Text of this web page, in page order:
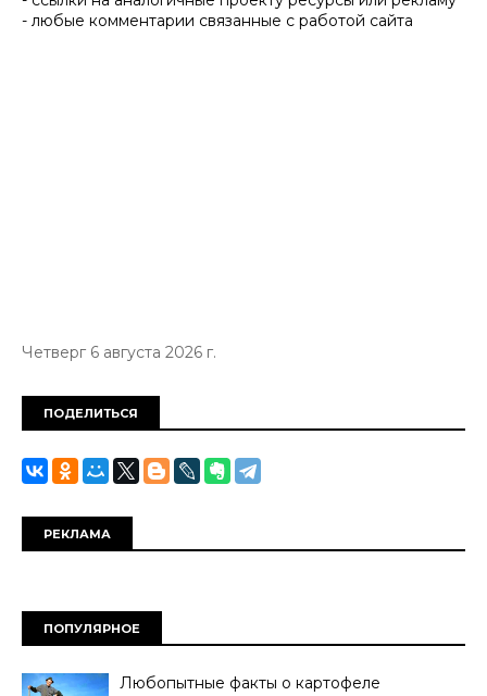
- любые комментарии связанные с работой сайта
Четверг 6 августа 2026 г.
ПОДЕЛИТЬСЯ
РЕКЛАМА
ПОПУЛЯРНОЕ
Любопытные факты о картофеле